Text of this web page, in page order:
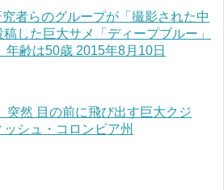
者らのグループが「撮影された中
した巨大サメ「ディープブルー」
年齢は50歳 2015年8月10日
突然 目の前に飛び出す巨大クジ
シュ・コロンビア州